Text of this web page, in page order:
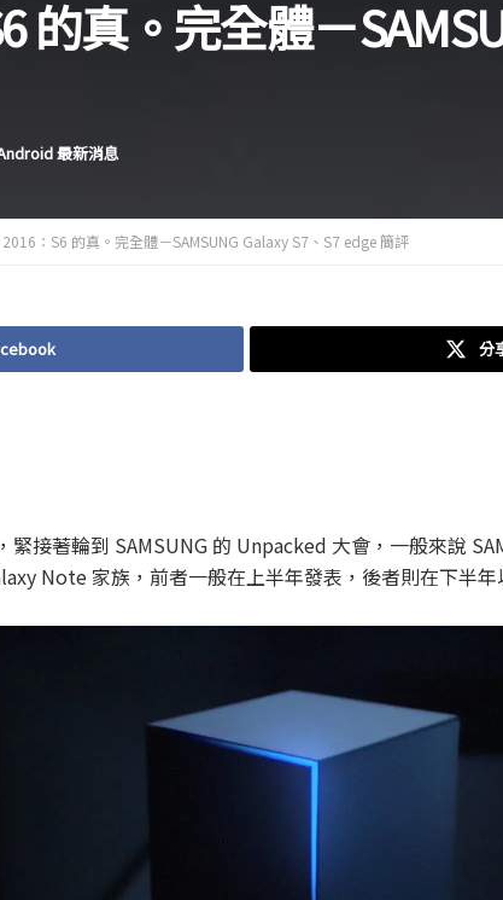
的真。完全體－
最新消息
2016：S6 的真。完全體－SAMSUNG Galaxy S7、S7 edge 簡評
分
緊接著輪到 SAMSUNG 的 Unpacked 大會，一般來說
Note 家族，前者一般在上半年發表，後者則在下半